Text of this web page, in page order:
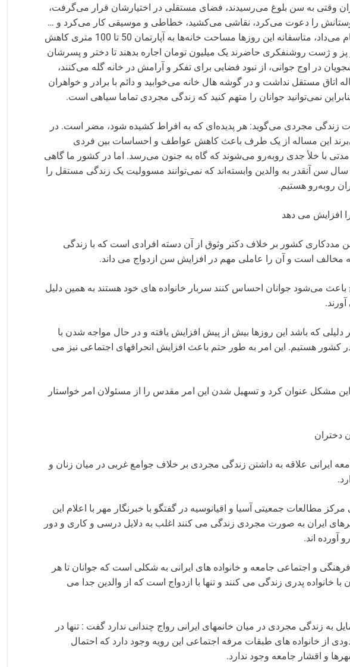
وقتی به سن بلوغ می‌رسیدند، فضای مستقلی در اختیارشان قرار می‌گرفت،
را دعوت می‌کرد، نقاشی می‌کشید، خطاطی و موسیقی کار می‌کرد و …
هر کاری که مورد علاقه‌اش بود انجام می‌داد، متاسفانه این روزها مساحت خانه‌ها به آپارتمان 50 تا 100 متری کاهش
پز و ژست روشنفکری حاضرند یک میلیون تومان اجاره بدهند تا دختر و پسرشان
در اوج جوانی، از نبود فضایی برای تفکر و آرامش در خانه گله می‌کنند،
داشتم که پسر 23 ساله اتاق مستقل نداشت و در گوشه هال خانه می‌خوابید و دائم با برادر و خواهران
نمی‌توانید جوانان را متهم کنید که زندگی مجردی تماما سیاهی است.
زندگی مجردی می‌گوید: هر پدیده‌ای که به افراط کشیده شود، مضر است. در
این مساله از یک طرف باعث کاهش عواطف و احساسات بین فردی
با خلأ جدی روبه‌رو می‌شوند که گاه به جنون می‌رسد. اما در کشور ما گاهی
آقایانی با 40 سال یا خانم‌هایی با 40 سال سن آنقدر به والدین وابسته‌اند که نمی‌توانند مسوولیت یک زندگی مستقل را
روبه‌رو هستیم.
افزایش می دهد
کشور بر خلاف دکتر وثوق از آن دسته افرادی است که با زندگی
است و آن را عاملی مهم در افزایش سن ازدواج می داند.
می‌شود جوانان احساس کنند سربار خانواده های خود هستند به همین دلیل
دلیلی که باشد این روزها بیش از پیش افزایش یافته و در حال مواجه شدن با
هستیم. این امر به طور حتم باعث افزایش انحرافهای اجتماعی نیز می
مشکل عنوان کرد و تسهیل شدن این امر مقدس را از مسئولان امر خواستار
دختران
ایرانی علاقه به داشتن زندگی مجردی بر خلاف جوامع غربی در میان زنان و
مطالعات جمعیتی آسیا و اقیانوسیه در گفتگو با خبرنگار مهر با اعلام این
ایران به صورت مجردی زندگی می کنند اغلب به دلایل درسی و کاری و دور
آورده اند.
و اجتماعی جامعه و خانواده های ایرانی به شکلی است که جوانان تا هر
سالگی همچنان با خانواده پدری زندگی می کنند و تنها با ازدواج است که از والدین جدا می
به زندگی مجردی در میان خانمهای ایرانی رواج چندانی ندارد گفت : تنها در
از خانواده های طبقات مرفه اجتماعی این رویه وجود دارد که احتمال
و اقشار جامعه وجود ندارد.